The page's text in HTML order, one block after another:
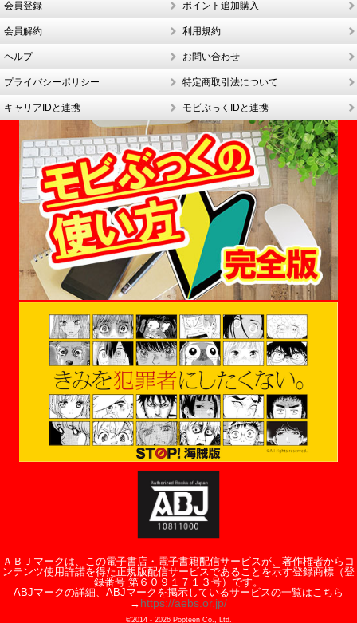
会員登録 ポイント追加購入
会員解約 利用規約
ヘルプ お問い合わせ
プライバシーポリシー 特定商取引法について
キャリアIDと連携 モビぶっくIDと連携
ＡＢＪマークは、この電子書店・電子書籍配信サービスが、著作権者からコ
ンテンツ使用許諾を得た正規版配信サービスであることを示す登録商標（登
録番号 第６０９１７１３号）です。
ABJマークの詳細、ABJマークを掲示しているサービスの一覧はこちら
→ https://aebs.or.jp/
©2014 - 2026Popteen Co., Ltd.